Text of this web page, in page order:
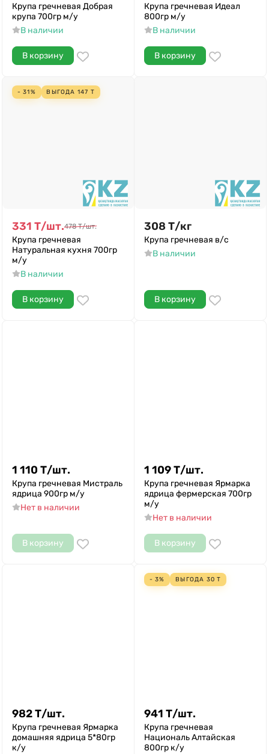
Крупа гречневая Добрая
крупа 700гр м/у
В наличии
В корзину
Крупа гречневая Идеал
800гр м/у
В наличии
В корзину
- 31% ВЫГОДА 147 Т
331 Т/шт.478 Т/шт.
Крупа гречневая
Натуральная кухня 700гр
м/у
В наличии
В корзину
308 Т/кг
Крупа гречневая в/с
В наличии
В корзину
1 110 Т/шт.
Крупа гречневая Мистраль
ядрица 900гр м/у
Нет в наличии
В корзину
1 109Т/шт.
Крупа гречневая Ярмарка
ядрица фермерская 700гр
м/у
Нет в наличии
В корзину
982Т/шт.
Крупа гречневая Ярмарка
домашняя ядрица 5*80гр
к/у
- 3% ВЫГОДА 30 Т
941 Т/шт.
Крупа гречневая
Националь Алтайская
800гр к/у